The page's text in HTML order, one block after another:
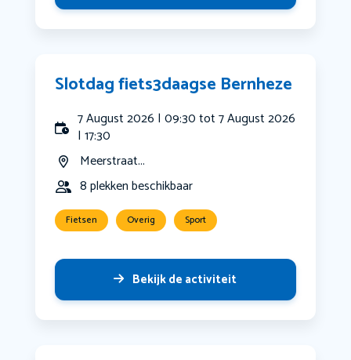
Slotdag fiets3daagse Bernheze
7 August 2026 | 09:30 tot 7 August 2026
| 17:30
Meerstraat...
8 plekken beschikbaar
Fietsen Overig Sport
Bekijk de activiteit